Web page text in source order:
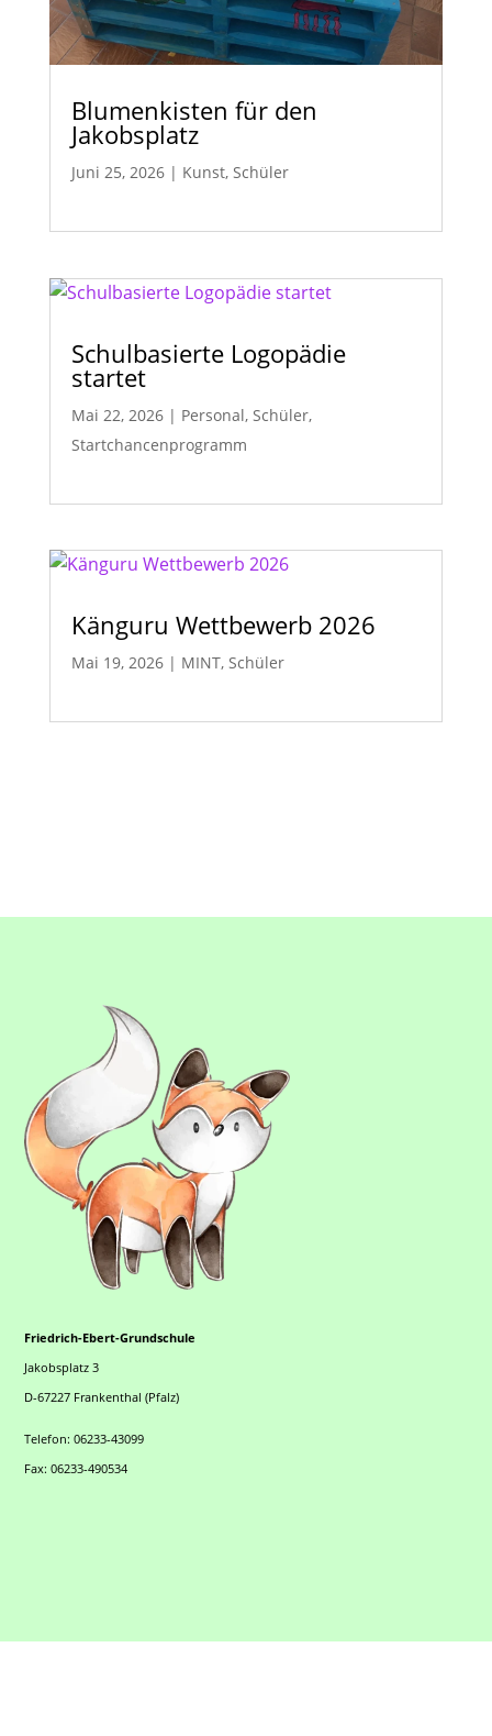
Blumenkisten für den
Jakobsplatz
Juni 25, 2026| Kunst, Schüler
Schulbasierte Logopädie
startet
Mai 22, 2026| Personal, Schüler,
Startchancenprogramm
Känguru Wettbewerb 2026
Mai 19, 2026| MINT, Schüler
Friedrich-Ebert-Grundschule
Jakobsplatz 3
D-67227 Frankenthal (Pfalz)
Telefon: 06233-43099
Fax: 06233-490534